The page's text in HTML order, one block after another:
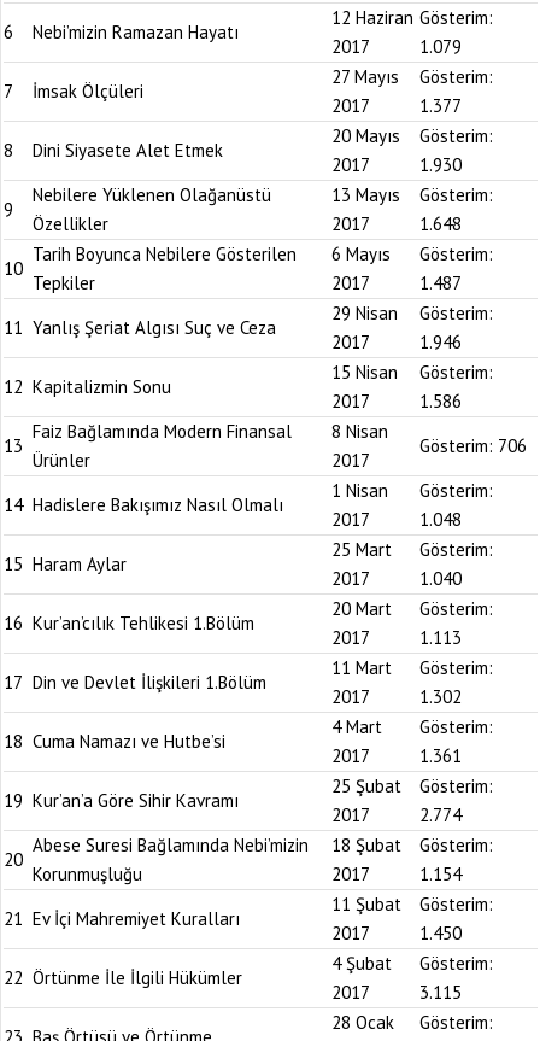
6 Nebi’mizin Ramazan Hayatı
12 Haziran
2017
Gösterim:
1.079
7
İmsak Ölçüleri
27 Mayıs
2017
Gösterim:
1.377
8
Dini Siyasete Alet Etmek
20 Mayıs
2017
Gösterim:
1.930
9
Nebilere Yüklenen Olağanüstü
Özellikler
13 Mayıs
2017
Gösterim:
1.648
10
Tarih Boyunca Nebilere Gösterilen
Tepkiler
6 Mayıs
2017
Gösterim:
1.487
11 Yanlış Şeriat Algısı Suç ve Ceza
29 Nisan
2017
Gösterim:
1.946
12 Kapitalizmin Sonu
15 Nisan
2017
Gösterim:
1.586
13
Faiz Bağlamında Modern Finansal
Ürünler
8 Nisan
2017
Gösterim: 706
14 Hadislere Bakışımız Nasıl Olmalı
1 Nisan
2017
Gösterim:
1.048
15 Haram Aylar
25 Mart
2017
Gösterim:
1.040
16 Kur’an’cılık Tehlikesi 1.Bölüm
20 Mart
2017
Gösterim:
1.113
17 Din ve Devlet İlişkileri 1.Bölüm
11 Mart
2017
Gösterim:
1.302
18 Cuma Namazı ve Hutbe’si
4 Mart
2017
Gösterim:
1.361
19 Kur’an’a Göre Sihir Kavramı
25 Şubat
2017
Gösterim:
2.774
20
Abese Suresi Bağlamında Nebi’mizin
Korunmuşluğu
18 Şubat
2017
Gösterim:
1.154
21 Ev İçi Mahremiyet Kuralları
11 Şubat
2017
Gösterim:
1.450
22 Örtünme İle İlgili Hükümler
4 Şubat
2017
Gösterim:
3.115
28 Ocak
Gösterim: